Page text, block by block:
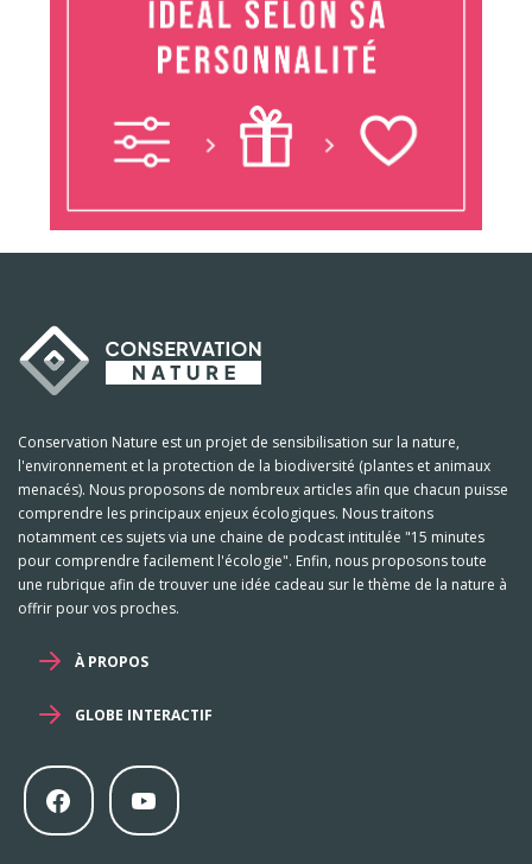
Conservation Nature est un projet de sensibilisation sur la nature,
l'environnement et la protection de la biodiversité (plantes et animaux
menacés). Nous proposons de nombreux articles afin que chacun puisse
comprendre les principaux enjeux écologiques. Nous traitons
notamment ces sujets via une chaine de podcast intitulée "15 minutes
pour comprendre facilement l'écologie". Enfin, nous proposons toute
une rubrique afin de trouver une idée cadeau sur le thème de la nature à
offrir pour vos proches.
À PROPOS
GLOBE INTERACTIF